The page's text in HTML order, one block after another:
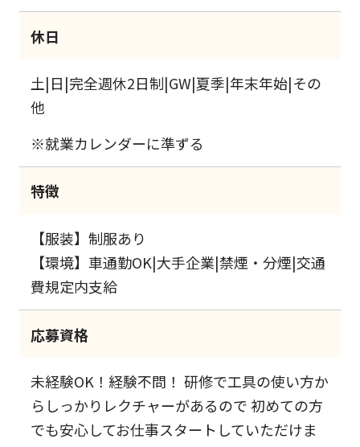
休日
土|日|完全週休2日制|GW|夏季|年末年始|その
他
※就業カレンダーに準ずる
特徴
【服装】制服あり
【環境】車通勤OK|大手企業|禁煙・分煙|交通
費規定内支給
応募資格
未経験OK！経験不問！ 研修で工具の使い方か
らしっかりレクチャーがあるので 初めての方
でも安心してお仕事スタートしていただけま